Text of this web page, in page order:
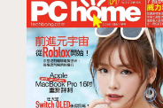
涵蓋範圍：
自動化控制系統、
制器、工控網路、感
ctor、SCADA、